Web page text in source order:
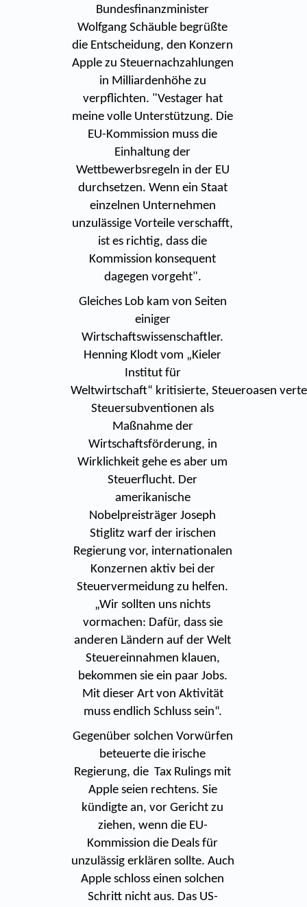
Bundesfinanzminister
Wolfgang Schäuble begrüßte
die Entscheidung, den Konzern
Apple zu Steuernachzahlungen
in Milliardenhöhe zu
verpflichten. "Vestager hat
meine volle Unterstützung. Die
EU-Kommission muss die
Einhaltung der
Wettbewerbsregeln in der EU
durchsetzen. Wenn ein Staat
einzelnen Unternehmen
unzulässige Vorteile verschafft,
ist es richtig, dass die
Kommission konsequent
dagegen vorgeht".
Gleiches Lob kam von Seiten
einiger
Wirtschaftswissenschaftler.
Henning Klodt vom „Kieler
Institut für
Weltwirtschaft“ kritisierte, Steueroasen
Steuersubventionen als
Maßnahme der
Wirtschaftsförderung, in
Wirklichkeit gehe es aber um
Steuerflucht. Der
amerikanische
Nobelpreisträger Joseph
Stiglitz warf der irischen
Regierung vor, internationalen
Konzernen aktiv bei der
Steuervermeidung zu helfen.
„Wir sollten uns nichts
vormachen: Dafür, dass sie
anderen Ländern auf der Welt
Steuereinnahmen klauen,
bekommen sie ein paar Jobs.
Mit dieser Art von Aktivität
muss endlich Schluss sein“.
Gegenüber solchen Vorwürfen
beteuerte die irische
Regierung, die Tax Rulings mit
Apple seien rechtens. Sie
kündigte an, vor Gericht zu
ziehen, wenn die EU-
Kommission die Deals für
unzulässig erklären sollte. Auch
Apple schloss einen solchen
Schritt nicht aus. Das US-